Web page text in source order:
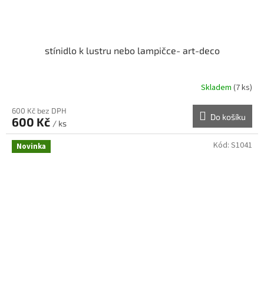
stínidlo k lustru nebo lampičce- art-deco
Skladem (7 ks)
600 Kč bez DPH
600 Kč / ks
Do košíku
Novinka Kód: S1041